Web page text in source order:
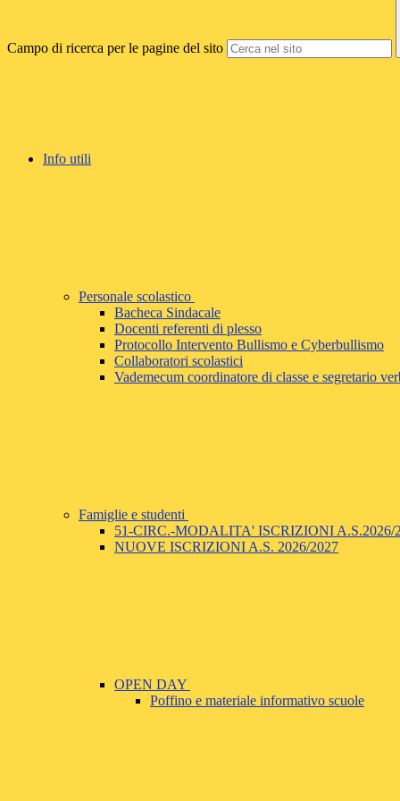
Campo di ricerca per le pagine del sito
Info utili
Personale scolastico
Bacheca Sindacale
Docenti referenti di plesso
Protocollo Intervento Bullismo e Cyberbullismo
Collaboratori scolastici
Vademecum coordinatore di classe e segretario
Famiglie e studenti
51-CIRC.-MODALITA' ISCRIZIONI A.S.2026/
NUOVE ISCRIZIONI A.S. 2026/2027
OPEN DAY
Poffino e materiale informativo scuole